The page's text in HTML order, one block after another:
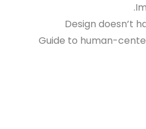
– Guide to human-